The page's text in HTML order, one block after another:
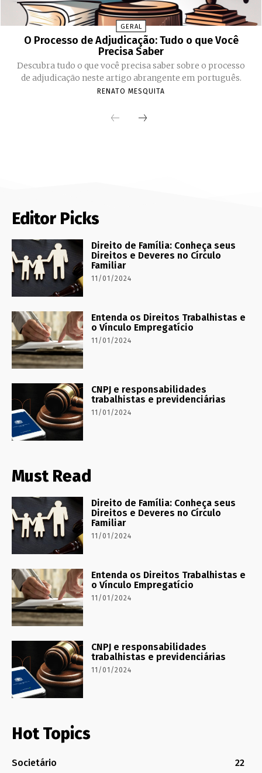
GERAL
O Processo de Adjudicação: Tudo o que Você
Precisa Saber
Descubra tudo o que você precisa saber sobre o processo
de adjudicação neste artigo abrangente em português.
RENATO MESQUITA
Editor Picks
Direito de Família: Conheça seus
Direitos e Deveres no Círculo
Familiar
11/01/2024
Entenda os Direitos Trabalhistas e
o Vínculo Empregatício
11/01/2024
CNPJ e responsabilidades
trabalhistas e previdenciárias
11/01/2024
Must Read
Direito de Família: Conheça seus
Direitos e Deveres no Círculo
Familiar
11/01/2024
Entenda os Direitos Trabalhistas e
o Vínculo Empregatício
11/01/2024
CNPJ e responsabilidades
trabalhistas e previdenciárias
11/01/2024
Hot Topics
Societário
22